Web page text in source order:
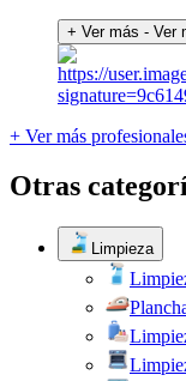
+ Ver más - Ver
+ Ver más
Otras
Limpieza